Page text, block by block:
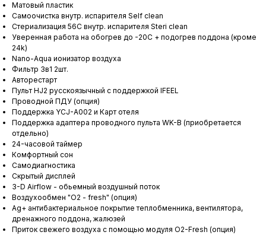
Матовый пластик
Самоочистка внутр. испарителя Self clean
Стериализация 56С внутр. испарителя Steri clean
Уверенная работа на обогрев до -20С + подогрев поддона (кроме
24k)
Nano-Aqua ионизатор воздуха
Фильтр 3в1 2шт.
Авторестарт
Пульт HJ2 русскоязычный с поддержкой IFEEL
Проводной ПДУ (опция)
Поддержка YCJ-A002 и Карт отеля
Поддержка адаптера проводного пульта WK-B (приобретается
отдельно)
24-часовой таймер
Комфортный сон
Самодиагностика
Скрытый дисплей
3-D Airflow - обьемный воздушный поток
Воздухообмен "О2 - fresh" (опция)
Ag+ антибактериальное покрытие теплобменника, вентилятора,
дренажного поддона, жалюзей
Приток свежего воздуха с помощью модуля O2-Fresh (опция)